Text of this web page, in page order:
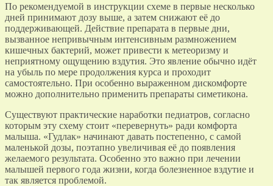
По рекомендуемой в инструкции схеме в первые несколько
дней принимают дозу выше, а затем снижают её до
поддерживающей. Действие препарата в первые дни,
вызванное непривычным интенсивным размножением
кишечных бактерий, может привести к метеоризму и
неприятному ощущению вздутия. Это явление обычно идёт
на убыль по мере продолжения курса и проходит
самостоятельно. При особенно выраженном дискомфорте
можно дополнительно применить препараты симетикона.
Существуют практические наработки педиатров, согласно
которым эту схему стоит «перевернуть» ради комфорта
малыша. «Гудлак» начинают давать постепенно, с самой
маленькой дозы, поэтапно увеличивая её до появления
желаемого результата. Особенно это важно при лечении
малышей первого года жизни, когда болезненное вздутие и
так является проблемой.